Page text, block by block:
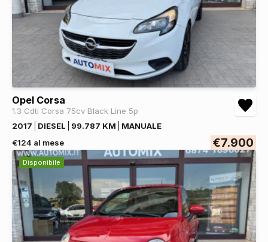
Opel Corsa
1.3 Cdti Corsa 75cv Black Line 5p
2017
DIESEL 99.787 KM
MANUALE
€124 al mese
€7.900
Disponibile